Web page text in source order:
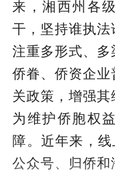
来，湘西州各
干，坚持谁执法
注重多形式、
侨眷、侨资企业
关政策，增强其
为维护侨胞权
障。近年来，
公众号、归侨